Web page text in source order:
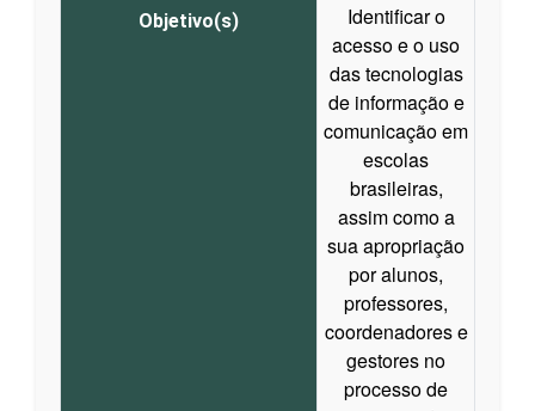
Objetivo(s)
Identificar o
acesso e o uso
das tecnologias
de informação e
comunicação em
escolas
brasileiras,
assim como a
sua apropriação
por alunos,
professores,
coordenadores e
gestores no
processo de